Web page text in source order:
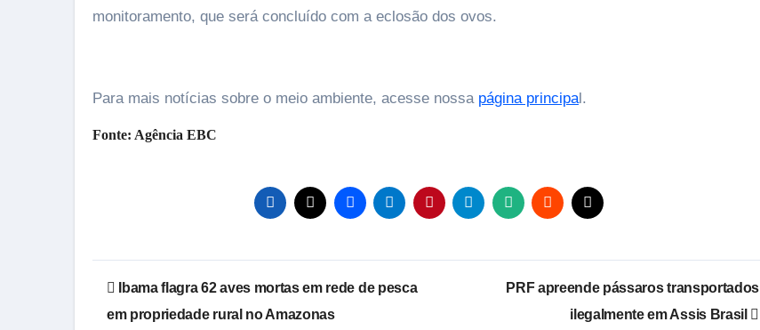
monitoramento, que será concluído com a eclosão dos ovos.
Para mais notícias sobre o meio ambiente, acesse nossa página principal.
Fonte: Agência EBC
Navegação
de
Ibama flagra 62 aves mortas em rede de pesca
em propriedade rural no Amazonas
PRF apreende pássaros transportados
ilegalmente em Assis Brasil